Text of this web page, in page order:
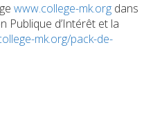
www.college-mk.org dans
Publique d’Intérêt et la
mk.org/pack-de-